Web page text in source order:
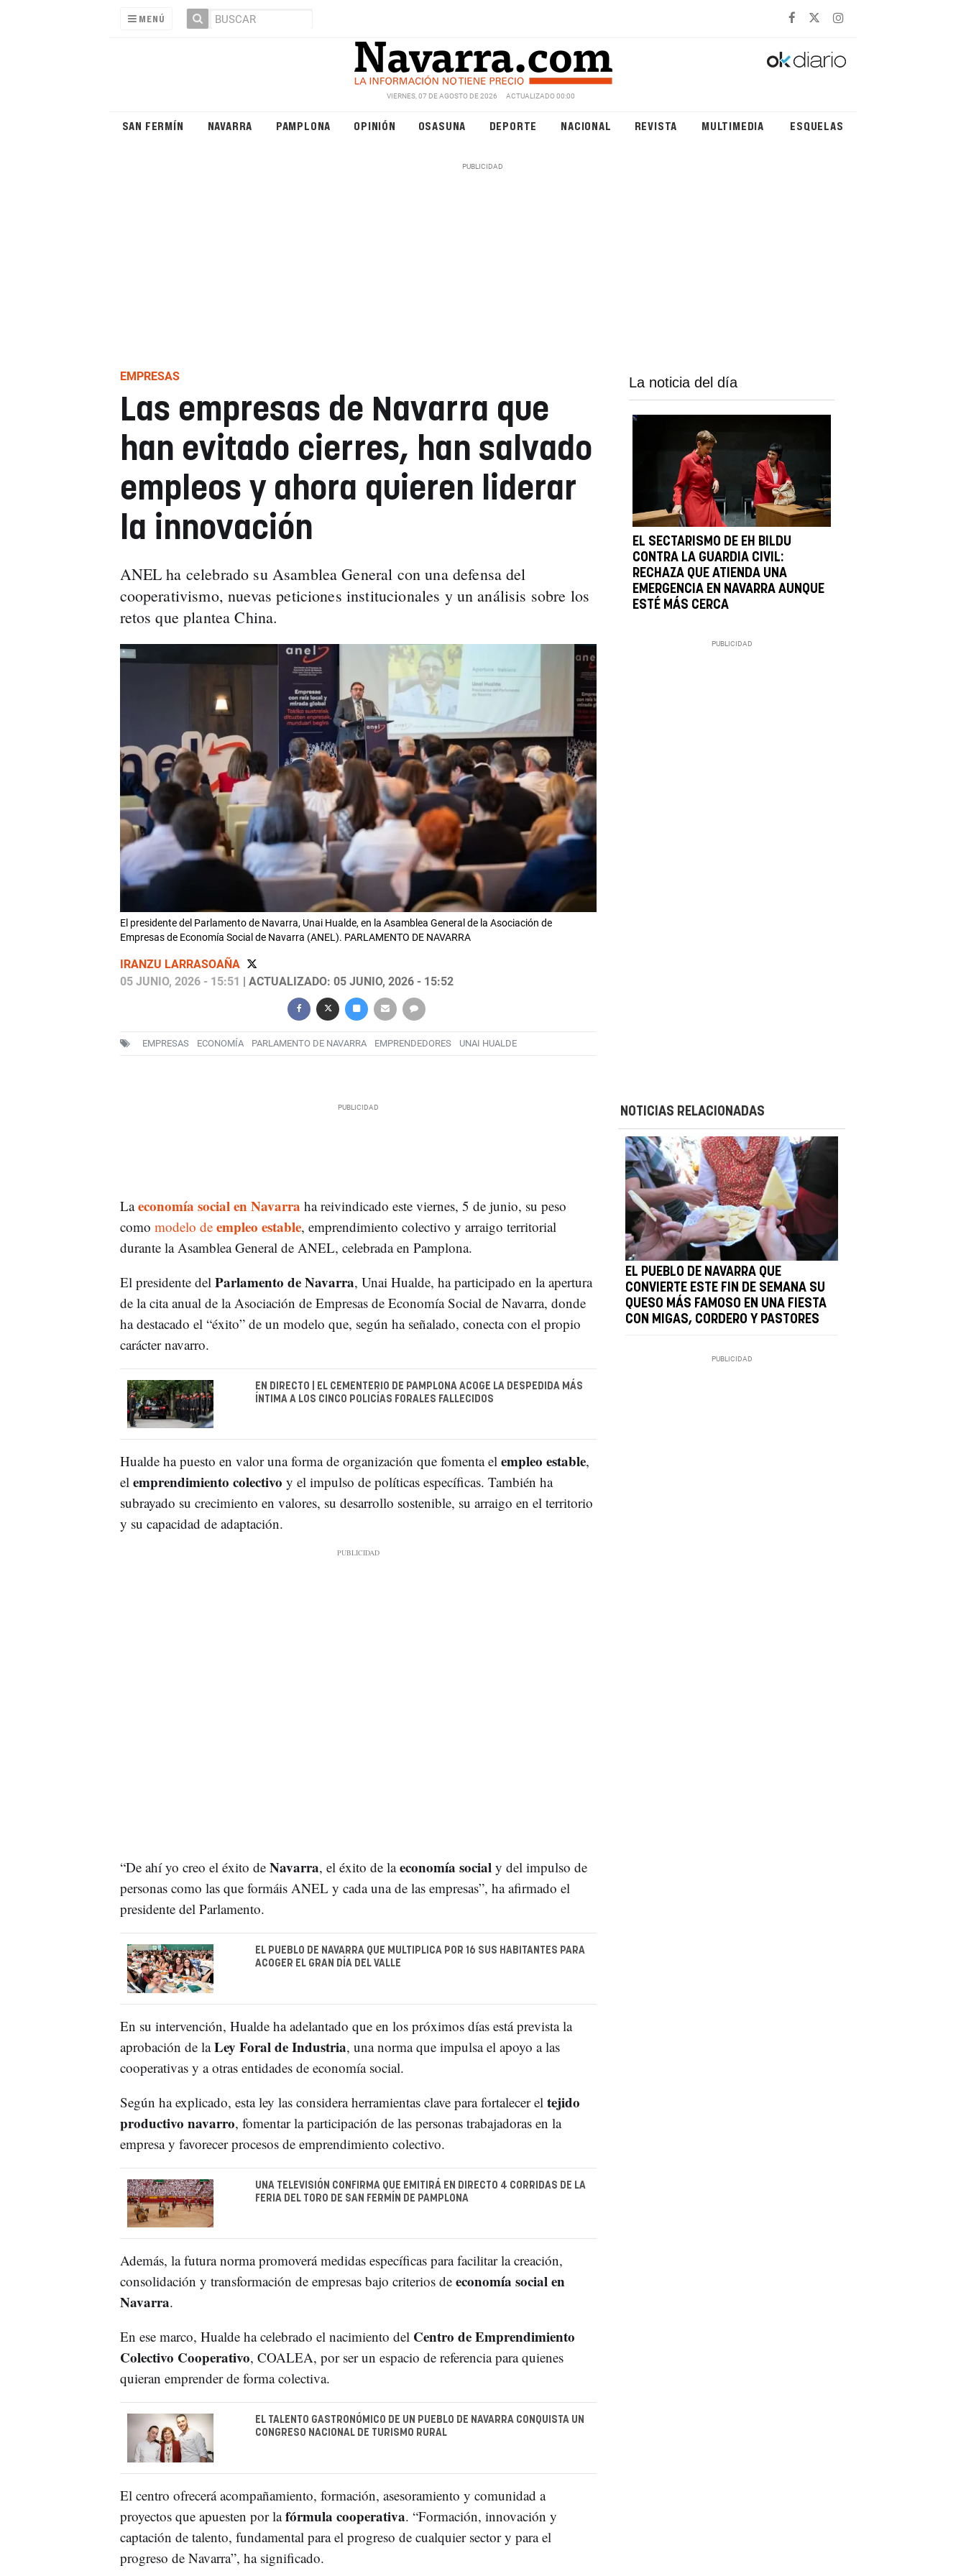
MENÚ
VIERNES, 07 DE AGOSTO DE 2026 ACTUALIZADO 00:00
SAN FERMÍN NAVARRA PAMPLONA OPINIÓN OSASUNA DEPORTE NACIONAL REVISTA MULTIMEDIA ESQUELAS
EMPRESAS
Las empresas de Navarra que
han evitado cierres, han salvado
empleos y ahora quieren liderar
la innovación
ANEL ha celebrado su Asamblea General con una defensa del
cooperativismo, nuevas peticiones institucionales y un análisis sobre los
retos que plantea China.
El presidente del Parlamento de Navarra, Unai Hualde, en la Asamblea General de la Asociación de
Empresas de Economía Social de Navarra (ANEL). PARLAMENTO DE NAVARRA
IRANZU LARRASOAÑA
05 JUNIO, 2026 - 15:51 | ACTUALIZADO: 05 JUNIO, 2026 - 15:52
EMPRESAS ECONOMÍA PARLAMENTO DE NAVARRA EMPRENDEDORES UNAI HUALDE
La noticia del día
EL SECTARISMO DE EH BILDU
CONTRA LA GUARDIA CIVIL:
RECHAZA QUE ATIENDA UNA
EMERGENCIA EN NAVARRA AUNQUE
ESTÉ MÁS CERCA
Laeconomía social en Navarra ha reivindicado este viernes, 5 de junio, su peso
como modelo de empleo estable, emprendimiento colectivo y arraigo territorial
durante la Asamblea General de ANEL, celebrada en Pamplona.
El presidente del Parlamento de Navarra, Unai Hualde, ha participado en la apertura
de la cita anual de la Asociación de Empresas de Economía Social de Navarra, donde
ha destacado el “éxito” de un modelo que, según ha señalado, conecta con el propio
carácter navarro.
EN DIRECTO | EL CEMENTERIO DE PAMPLONA ACOGE LA DESPEDIDA MÁS
ÍNTIMA A LOS CINCO POLICÍAS FORALES FALLECIDOS
Hualde ha puesto en valor una forma de organización que fomenta el empleo estable,
el emprendimiento colectivo y el impulso de políticas específicas. También ha
subrayado su crecimiento en valores, su desarrollo sostenible, su arraigo en el territorio
y su capacidad de adaptación.
“De ahí yo creo el éxito de Navarra, el éxito de laeconomía socialy del impulso de
personas como las que formáis ANEL y cada una de las empresas”, ha afirmado el
presidente del Parlamento.
EL PUEBLO DE NAVARRA QUE MULTIPLICA POR 16 SUS HABITANTES PARA
ACOGER EL GRAN DÍA DEL VALLE
En su intervención, Hualde ha adelantado que en los próximos días está prevista la
aprobación de laLey Foral de Industria, una norma que impulsa el apoyo a las
cooperativas y a otras entidades de economía social.
Según ha explicado, esta ley las considera herramientas clave para fortalecer el tejido
productivo navarro, fomentar la participación de las personas trabajadoras en la
empresa y favorecer procesos de emprendimiento colectivo.
UNA TELEVISIÓN CONFIRMA QUE EMITIRÁ EN DIRECTO 4 CORRIDAS DE LA
FERIA DEL TORO DE SAN FERMÍN DE PAMPLONA
Además, la futura norma promoverá medidas específicas para facilitar la creación,
consolidación y transformación de empresas bajo criterios de economía social en
Navarra.
En ese marco, Hualde ha celebrado el nacimiento del Centro de Emprendimiento
Colectivo Cooperativo, COALEA, por ser un espacio de referencia para quienes
quieran emprender de forma colectiva.
EL TALENTO GASTRONÓMICO DE UN PUEBLO DE NAVARRA CONQUISTA UN
CONGRESO NACIONAL DE TURISMO RURAL
El centro ofrecerá acompañamiento, formación, asesoramiento y comunidad a
proyectos que apuesten por lafórmula cooperativa. “Formación, innovación y
captación de talento, fundamental para el progreso de cualquier sector y para el
progreso de Navarra”, ha significado.
NOTICIAS RELACIONADAS
EL PUEBLO DE NAVARRA QUE
CONVIERTE ESTE FIN DE SEMANA SU
QUESO MÁS FAMOSO EN UNA FIESTA
CON MIGAS, CORDERO Y PASTORES